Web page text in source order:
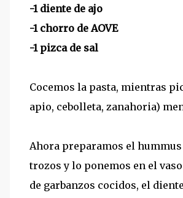
-1 diente de ajo
-1 chorro de AOVE
-1 pizca de sal
Cocemos la pasta, mientras
apio, cebolleta, zanahoria)
Ahora preparamos el
trozos y lo ponemos en el
de garbanzos cocidos, el